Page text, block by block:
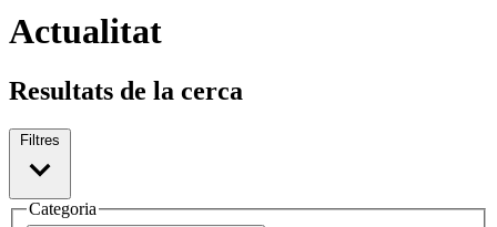
Actualitat
Resultats de la cerca
Filtres
Categoria